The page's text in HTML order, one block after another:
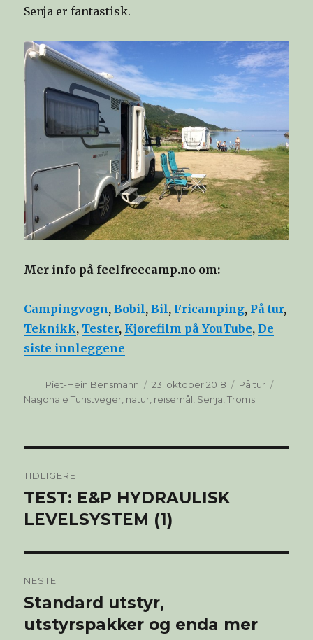
Senja er fantastisk.
Mer info på feelfreecamp.no om:
Campingvogn,Bobil,Bil, Fricamping, På tur,
Teknikk, Tester, Kjørefilm på YouTube,De
siste innleggene
Forfatter
Piet-Hein Bensmann Publisert
23. oktober 2018 Kategorier
På tur
Nasjonale Turistveger natur reisemål Senja ,Troms
TIDLIGERE
Forrige
innlegg:
TEST: E&P HYDRAULISK
LEVELSYSTEM (1)
NESTE
Neste
innlegg:
Standard utstyr,
utstyrspakker og enda mer